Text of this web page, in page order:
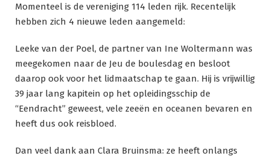
Momenteel is de vereniging 114 leden rijk. Recentelijk
hebben zich 4 nieuwe leden aangemeld:
Leeke van der Poel, de partner van Ine Woltermann was
meegekomen naar de Jeu de boulesdag en besloot
daarop ook voor het lidmaatschap te gaan. Hij is vrijwillig
39 jaar lang kapitein op het opleidingsschip de
“Eendracht” geweest, vele zeeën en oceanen bevaren en
heeft dus ook reisbloed.
Dan veel dank aan Clara Bruinsma: ze heeft onlangs